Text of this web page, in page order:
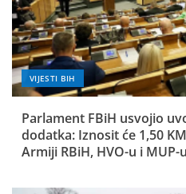
VIJESTI BIH
Parlament FBiH usvojio
dodatka: Iznosit će 1,50
Armiji RBiH, HVO-u i MUP-u